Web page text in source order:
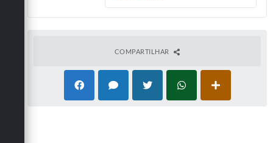
COMPARTILHAR